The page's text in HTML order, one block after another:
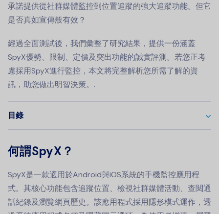
承諾提供從社群媒體監控到位置追蹤的強大追蹤功能。但它
是否真如宣傳般有效？
經過全面測試後，我們彙整了研究結果，提供一份涵蓋
SpyX優勢、限制、定價及突出功能的誠實評測。若您正考
慮採用SpyX進行監控，本文將完整解析您所需了解的資
訊，助您做出明智決策。.
目錄
何謂SpyX？
SpyX是一款適用於Android與iOS系統的手機監控應用程
式。其核心功能包含追蹤位置、檢視社群媒體活動、查閱通
話紀錄及瀏覽網頁歷史。該應用程式採用隱形模式運作，透